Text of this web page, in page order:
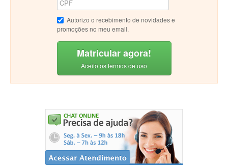
Autorizo o recebimento de novidades e
promoções no meu email.
Matricular agora!
Aceito os termos de uso